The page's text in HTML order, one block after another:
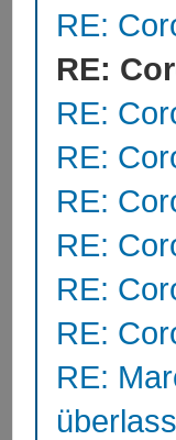
RE:
RE:
RE:
RE:
RE:
RE:
RE:
RE:
RE: